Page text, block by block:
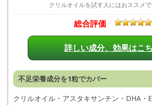
クリルオイルを試す人にはおススメで
総合評価
詳しい成分、効果はこ
不足栄養成分を1粒でカバー
クリルオイル・アスタキサンチン・DHA・